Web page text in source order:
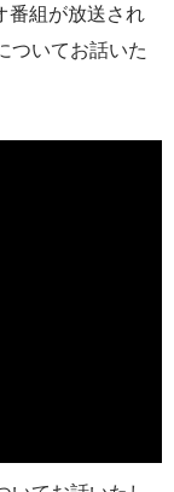
番組が放送され
ついてお話いた